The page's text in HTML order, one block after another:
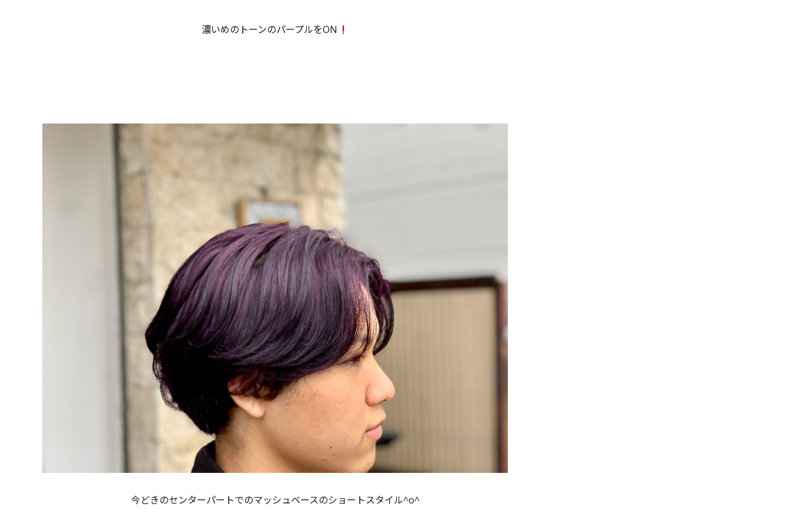
濃いめのトーンのパープルをON
今どきのセンターパートでのマッシュベースのショートスタイル^o^